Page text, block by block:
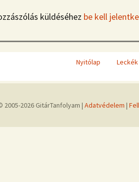
küldéséhez be kell
Nyitólap Leckék
2005-2026 GitárTanfolyam | Adatvédelem |